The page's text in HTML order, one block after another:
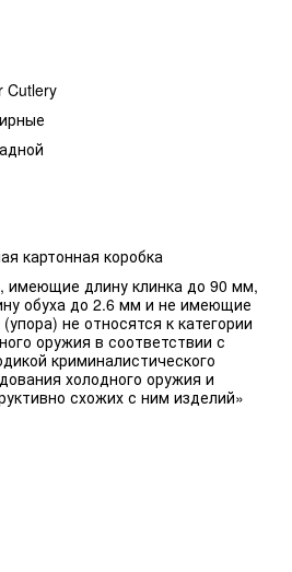
Cutlery
картонная коробка
имеющие длину клинка до 90 мм,
обуха до 2.6 мм и не имеющие
не относятся к категории
оружия в соответствии с
криминалистического
холодного оружия и
схожих с ним изделий»